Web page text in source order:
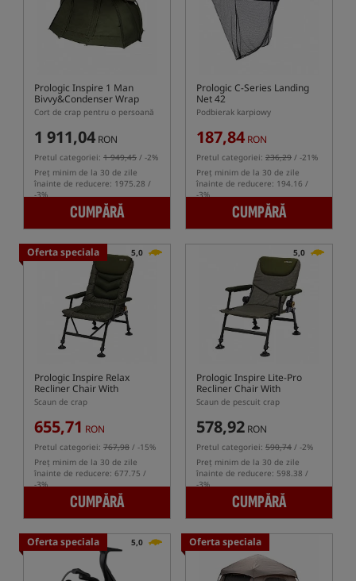
Prologic Inspire 1 Man
Bivvy&Condenser Wrap
Cort de crap pentru o persoană
1 911,04 RON
Pretul categoriei: 1 949,45 / -2%
Preț minim de la 30 de zile
înainte de reducere: 1975.28 /
-3%
CUMPĂRĂ
Prologic C-Series Landing
Net 42
Podbierak karpiowy
187,84 RON
Pretul categoriei: 236,29 / -21%
Preț minim de la 30 de zile
înainte de reducere: 194.16 /
-3%
CUMPĂRĂ
Oferta speciala 5,0
Prologic Inspire Relax
Recliner Chair With
Armrests
Scaun de crap
655,71 RON
Pretul categoriei: 767,98 / -15%
Preț minim de la 30 de zile
înainte de reducere: 677.75 /
-3%
CUMPĂRĂ
5,0
Prologic Inspire Lite-Pro
Recliner Chair With
Armrests
Scaun de pescuit crap
578,92 RON
Pretul categoriei: 590,74 / -2%
Preț minim de la 30 de zile
înainte de reducere: 598.38 /
-3%
CUMPĂRĂ
Oferta speciala 5,0 Oferta speciala